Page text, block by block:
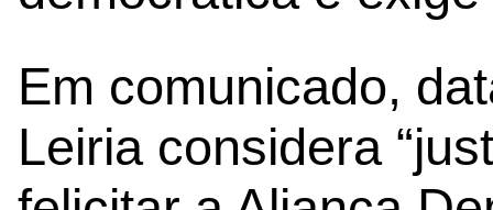
Em comunicado,
Leiria considera